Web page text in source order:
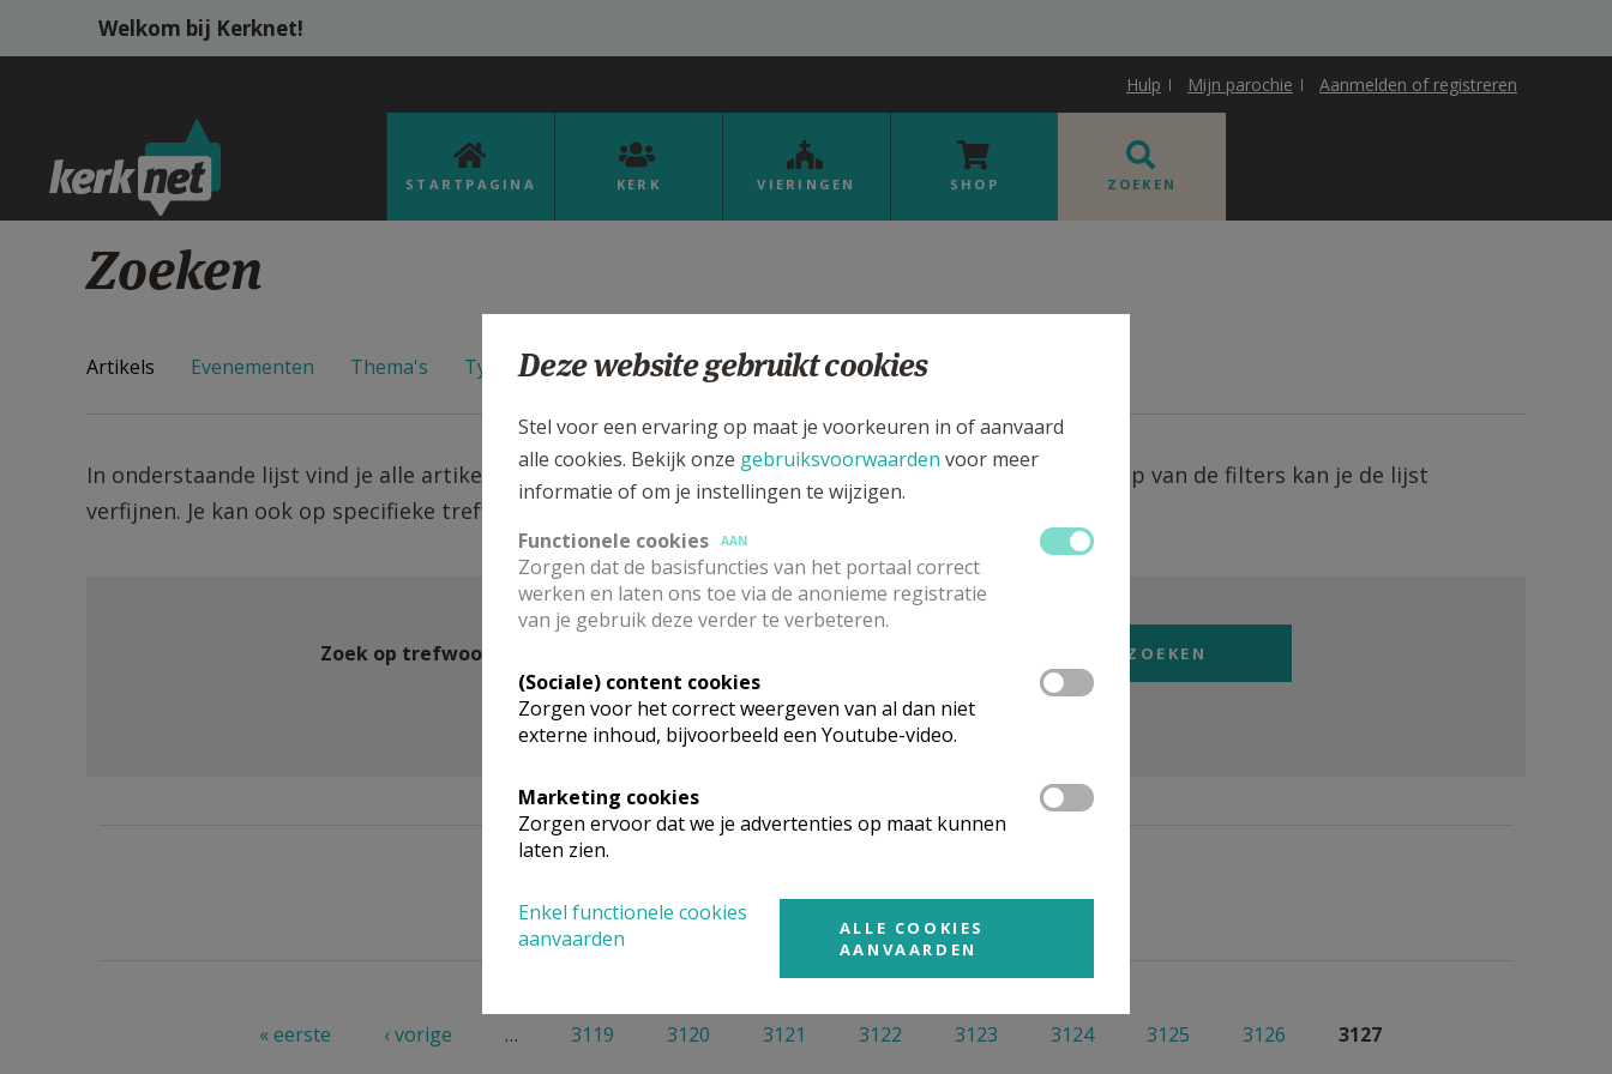
Overslaan en naar de inhoud gaan
Welkom bij Kerknet!
Hulp Mijn parochie Aanmelden of registreren
STARTPAGINA KERK VIERINGEN SHOP ZOEKEN
Zoeken
Artikels Evenementen Thema's Types Organisaties
In onderstaande lijst vind je alle artikels van de verschillende microsites actief op Kerknet. Met behulp van de filters kan je de lijst
verfijnen. Je kan ook op specifieke trefwoorden zoeken.
Zoek op trefwoord
Toon meer filters
Geen artikels gevonden.
« eerste ‹ vorige … 3119 3120 3121 3122 3123 3124 3125 3126 3127
Deze website gebruikt cookies
Stel voor een ervaring op maat je voorkeuren in of aanvaard
alle cookies. Bekijk onze gebruiksvoorwaarden voor meer
informatie of om je instellingen te wijzigen.
Functionele cookies
AAN
Zorgen dat de basisfuncties van het portaal correct
werken en laten ons toe via de anonieme registratie
van je gebruik deze verder te verbeteren.
(Sociale) content cookies
Zorgen voor het correct weergeven van al dan niet
externe inhoud, bijvoorbeeld een Youtube-video.
Marketing cookies
Zorgen ervoor dat we je advertenties op maat kunnen
laten zien.
Enkel functionele cookies
aanvaarden
ALLE COOKIES
AANVAARDEN